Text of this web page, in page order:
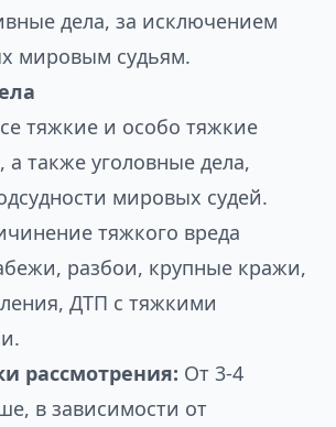
дела, за исключением
мировым судьям.
тяжкие и особо тяжкие
а также уголовные дела,
мировых судей.
тяжкого вреда
разбои, крупные кражи,
ДТП с тяжкими
рассмотрения: От 3-4
в зависимости от